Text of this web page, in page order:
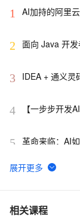
1 AI加持的阿里
2 面向 Java 开
3
IDEA + 通义灵
4
【一步步开发
5 革命来临：AI
6 AI计算机视觉
7 固特异（
相关课程